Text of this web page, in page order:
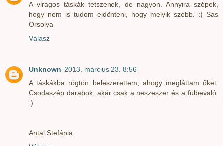
A virágos táskák tetszenek, de nagyon. Annyira szépek,
hogy nem is tudom eldönteni, hogy melyik szebb. :) Sas
Orsolya
Válasz
Unknown 2013. március 23. 8:56
A táskákba rögtön beleszerettem, ahogy megláttam őket.
Csodaszép darabok, akár csak a neszeszer és a fülbevaló.
:)
Antal Stefánia